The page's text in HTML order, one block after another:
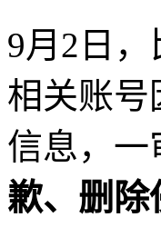
9月2日
相关账号
信息，一
歉、删除